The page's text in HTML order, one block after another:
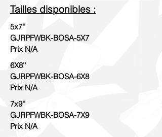
Tailles disponibles :
5x7''
GJRPFWBK-BOSA-5X7
Prix N/A
6X8''
GJRPFWBK-BOSA-6X8
Prix N/A
7x9''
GJRPFWBK-BOSA-7X9
Prix N/A